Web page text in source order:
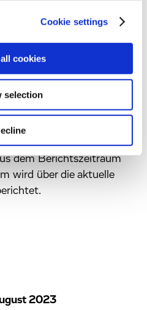
Cookie settings
cookies
selection
folgendem Link
in englischer Sprache
dem Berichtszeitraum
wird über die aktuelle
2023